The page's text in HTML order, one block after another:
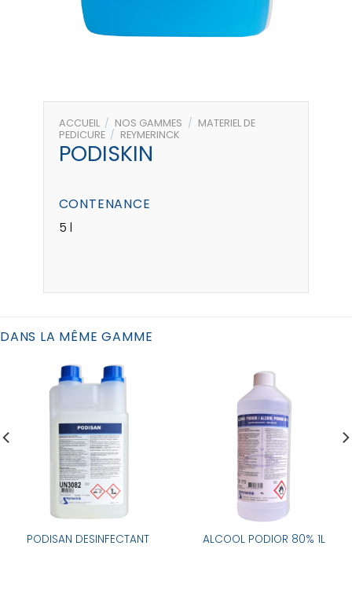
ACCUEIL / NOS GAMMES / MATERIEL DE
PEDICURE / REYMERINCK
PODISKIN
CONTENANCE
5 l
DANS LA MÊME GAMME
PODISAN DESINFECTANT ALCOOL PODIOR 80% 1L